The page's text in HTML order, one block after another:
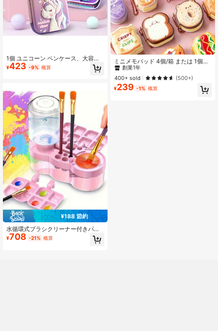
1個 ユニコーン ペンケース、大容量
レイヤード文房具ボックス、3D EVA
素材、メッシュポケット仕切りデザ
ンケース、漫画ペンケース
¥423 -9% 概算
¥188 節約
水循環式ブラシクリーナー付きパレ
ット、ABS素材アーティストブラシ
洗浄カップホルダー、ブラシラッ
¥708 -21% 概算
ミニメモパッド 4個/箱 または 1個ラ
ンダム、ストレス解消ステッカー 携
帯用チェーン付き、かわいいステッ
カーメモパッド文房具、オフィス&勉
強に適し、新学期ギフト 学用品
#4 ベストセラー
マルチカラー スティッキーノート
創業1年
#4 ベストセラー
創業1年
#4 ベストセラー
創業1年
#4 ベストセラー
マルチカラー スティッキーノート
400+ sold (500+)
¥239 -1% 概算